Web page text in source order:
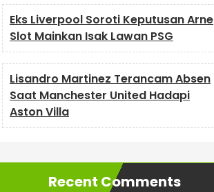
Eks Liverpool Soroti Keputusan Arne
Slot Mainkan Isak Lawan PSG
Lisandro Martinez Terancam Absen
Saat Manchester United Hadapi
Aston Villa
Recent Comments